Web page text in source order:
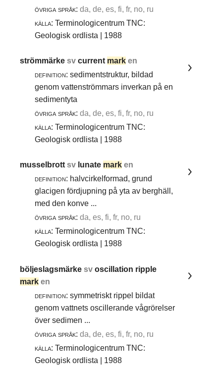
övriga språk: da, de, es, fi, fr, no, ru
källa: Terminologicentrum TNC:
Geologisk ordlista | 1988
strömmärkesvcurrent mark en
definition: sedimentstruktur, bildad
genom vattenströmmars inverkan på en
sedimentyta
övriga språk: da, de, es, fi, fr, no, ru
källa: Terminologicentrum TNC:
Geologisk ordlista | 1988
musselbrottsv lunate mark en
definition: halvcirkelformad, grund
glacigen fördjupning på yta av berghäll,
med den konve ...
övriga språk: da, es, fi, fr, no, ru
källa: Terminologicentrum TNC:
Geologisk ordlista | 1988
böljeslagsmärkesvoscillation ripple
mark en
definition: symmetriskt rippel bildat
genom vattnets oscillerande vågrörelser
över sedimen ...
övriga språk: da, de, es, fi, fr, no, ru
källa: Terminologicentrum TNC:
Geologisk ordlista | 1988